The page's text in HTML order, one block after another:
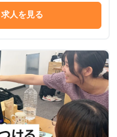
求人を見る